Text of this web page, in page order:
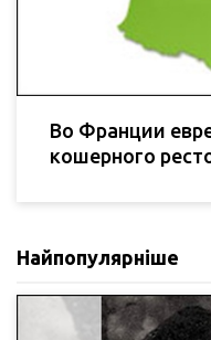
Во Франции
кошерного
Найпопулярніше